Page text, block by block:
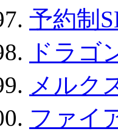
予約制
ドラゴ
メルク
ファイ